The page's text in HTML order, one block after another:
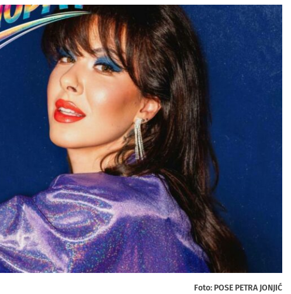
Foto: POSE PETRA JONJIĆ